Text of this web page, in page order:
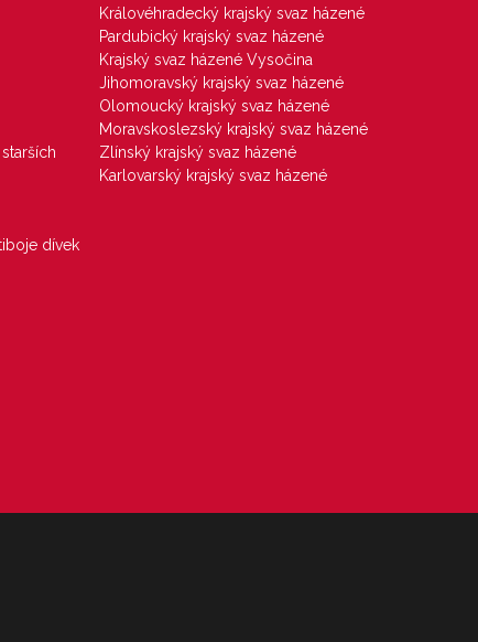
dívek
Královéhradecký krajský svaz házené
Pardubický krajský svaz házené
Krajský svaz házené Vysočina
Jihomoravský krajský svaz házené
Olomoucký krajský svaz házené
Moravskoslezský krajský svaz házené
Zlínský krajský svaz házené
Karlovarský krajský svaz házené